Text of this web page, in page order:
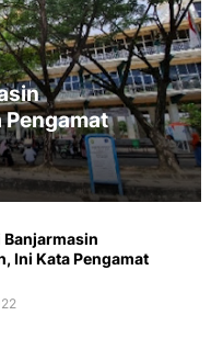
Pengamat
Banjarmasin
Ini Kata Pengamat